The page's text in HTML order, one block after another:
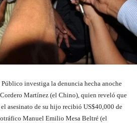
investiga la denuncia hecha anoche
Martínez (el Chino), quien reveló que
asesinato de su hijo recibió US$40,000 de
Manuel Emilio Mesa Beltré (el